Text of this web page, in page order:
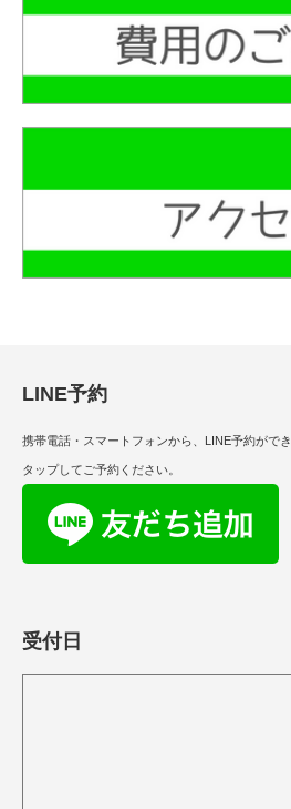
LINE予約
携帯電話・スマートフォンから、LINE予約がで
タップしてご予約ください。
受付日